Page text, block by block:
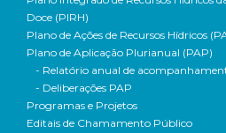
Doce (PIRH)
Plano de Ações de Recursos Hídricos
Plano de Aplicação Plurianual (PAP)
- Relatório anual de
- Deliberações PAP
Programas e Projetos
Editais de Chamamento Público